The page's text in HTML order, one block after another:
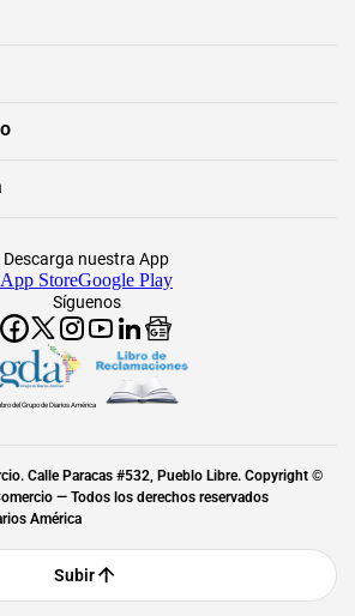
Síguenos
Descarga nuestra App
App StoreGoogle Play
del Grupo de Diarios América
Calle Paracas #532, Pueblo Libre. Copyright ©
— Todos los derechos reservados
América
Subir